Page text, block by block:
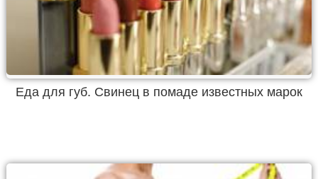
Еда для губ. Свинец в помаде известных марок